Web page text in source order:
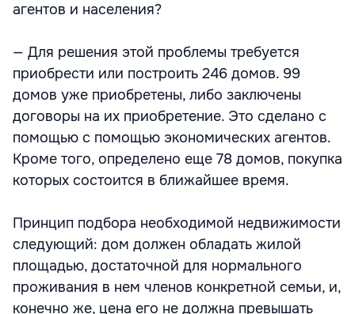
агентов и населения?
— Для решения этой проблемы требуется
приобрести или построить 246 домов. 99
домов уже приобретены, либо заключены
договоры на их приобретение. Это сделано с
помощью с помощью экономических агентов.
Кроме того, определено еще 78 домов, покупка
которых состоится в ближайшее время.
Принцип подбора необходимой недвижимости
следующий: дом должен обладать жилой
площадью, достаточной для нормального
проживания в нем членов конкретной семьи, и,
конечно же, цена его не должна превышать